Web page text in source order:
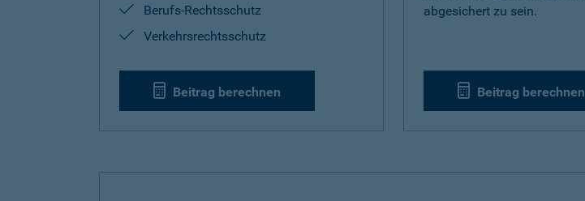
Berufs-Rechtsschutz
Verkehrsrechtsschutz
Beitrag berechnen
abgesichert zu sein.
Beitrag berechnen